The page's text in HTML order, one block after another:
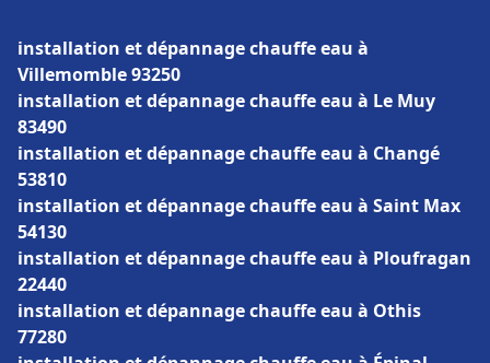
installation et dépannage chauffe eau à
Villemomble 93250
installation et dépannage chauffe eau à Le Muy
83490
installation et dépannage chauffe eau à Changé
53810
installation et dépannage chauffe eau à Saint Max
54130
installation et dépannage chauffe eau à Ploufragan
22440
installation et dépannage chauffe eau à Othis
77280